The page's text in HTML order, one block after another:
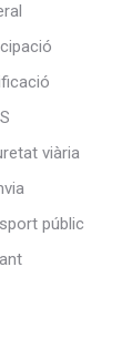
viària
públic